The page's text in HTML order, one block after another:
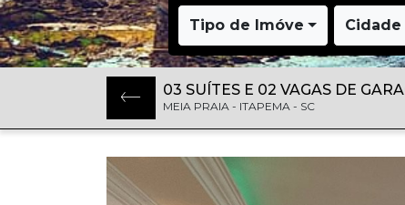
Tipo de Imóvel Cidade
03 SUÍTES E 02 VAGAS DE
MEIA PRAIA - ITAPEMA - SC